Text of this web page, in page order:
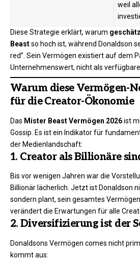
weil
Diese Strategie erklärt, warum
Beastso hoch ist, während Donaldson
red”. Sein Vermögen existiert auf dem
Unternehmenswert, nicht als
Warum diese Vermögen-
für die Creator-Ökonomie
Das Mister Beast Vermögen 2026ist
Gossip. Es ist ein Indikator für
der Medienlandschaft:
1. Creator als Billionäre
Bis vor wenigen Jahren war die
Billionär lächerlich. Jetzt ist Donaldson
sondern plant, sein gesamtes
verändert die Erwartungen für alle
2. Diversifizierung ist der
Donaldsons Vermögen comes nicht
kommt aus: